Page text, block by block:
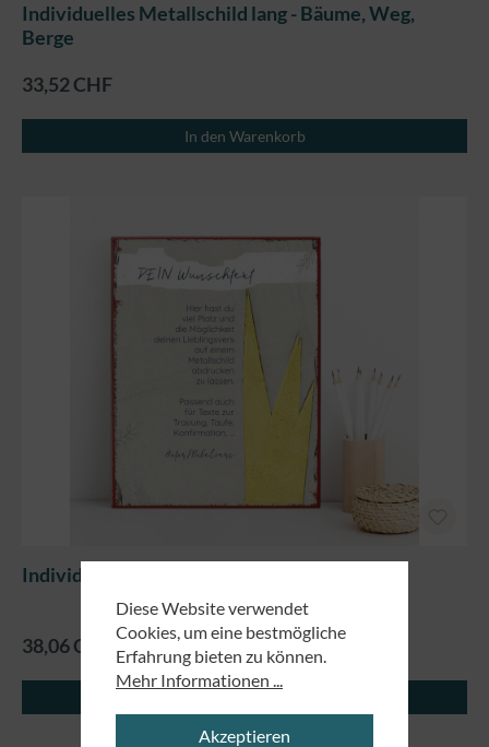
Individuelles Metallschild lang - Bäume, Weg,
Berge
33,52 CHF
In den Warenkorb
Individuelles Metallschild groß - Krone
38,06 CHF
Diese Website verwendet
Cookies, um eine bestmögliche
Erfahrung bieten zu können.
Mehr Informationen ...
Akzeptieren